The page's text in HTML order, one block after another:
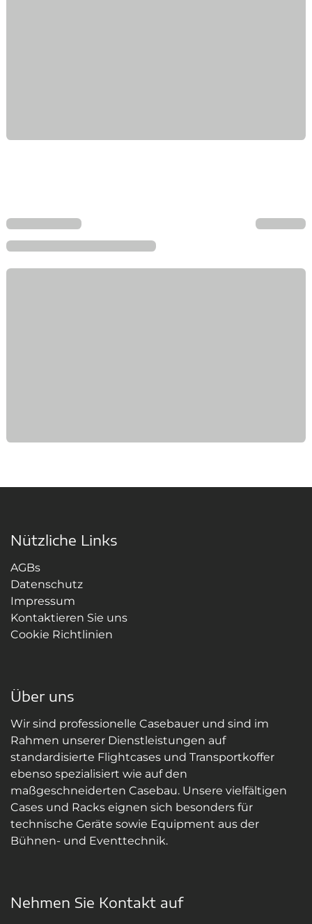
Nützliche Links
AGBs
Datenschutz
Impressum
Kontaktieren Sie uns
Cookie Richtlinien
Über uns
Wir sind professionelle Casebauer und sind im
Rahmen unserer Dienstleistungen auf
standardisierte Flightcases und Transportkoffer
ebenso spezialisiert wie auf den
maßgeschneiderten Casebau. Unsere vielfältigen
Cases und Racks eignen sich besonders für
technische Geräte sowie Equipment aus der
Bühnen- und Eventtechnik.
Nehmen Sie Kontakt auf